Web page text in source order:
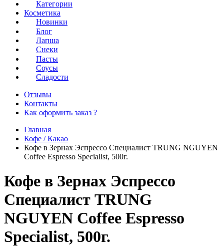
Категории
Косметика
Новинки
Блог
Лапша
Снеки
Пасты
Соусы
Сладости
Отзывы
Контакты
Как оформить заказ ?
Главная
Кофе / Какао
Кофе в Зернах Эспрессо Специалист TRUNG NGUYEN
Coffee Espresso Specialist, 500г.
Кофе в Зернах Эспрессо
Специалист TRUNG
NGUYEN Coffee Espresso
Specialist, 500г.